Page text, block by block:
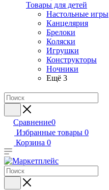
Товары для детей
Настольные игры
Канцелярия
Брелоки
Коляски
Игрушки
Конструкторы
Ночники
Ещё 3
Сравнение0
Избранные товары 0
Корзина 0